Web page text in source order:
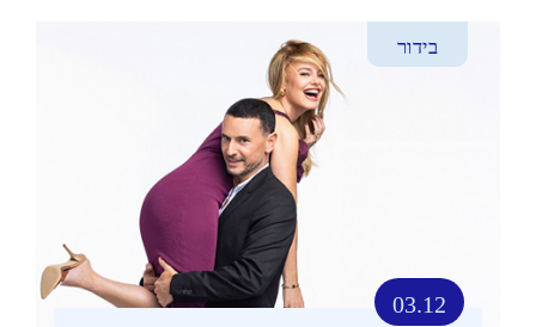
בידור
03.12